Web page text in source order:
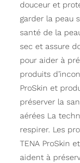
douceur et
garder la peau
santé de la
sec et assure
pour aider à
produits
ProSkin et
préserver la
aérées La
respirer. Les
TENA ProSkin
aident à